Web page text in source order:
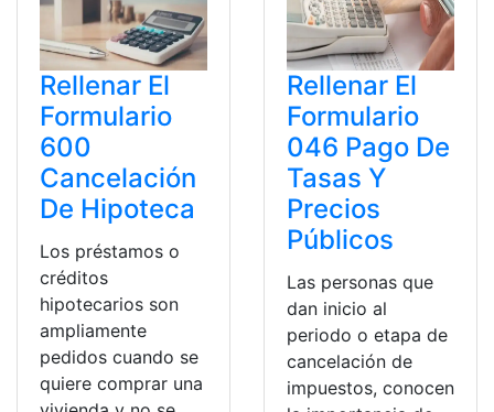
Rellenar El
Formulario
600
Cancelación
De Hipoteca
Los préstamos o
créditos
hipotecarios son
ampliamente
pedidos cuando se
quiere comprar una
Rellenar El
Formulario
046 Pago De
Tasas Y
Precios
Públicos
Las personas que
dan inicio al
periodo o etapa de
cancelación de
impuestos, conocen